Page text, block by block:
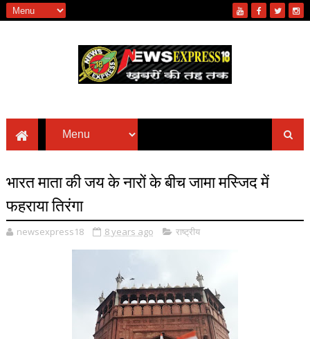
भारत माता की जय के नारों के बीच जामा मस्जिद में
फहराया तिरंगा
newsexpress18 8 years ago राष्ट्रीय